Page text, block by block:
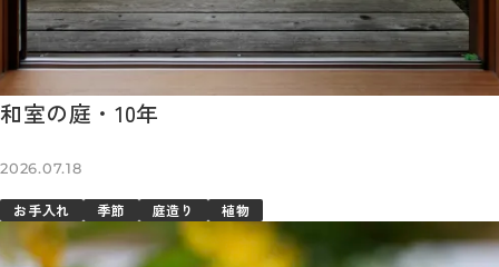
和室の庭・10年
2026.07.18
お手入れ 季節 庭造り 植物